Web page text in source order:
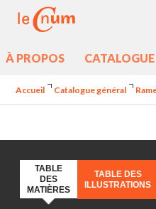
À PROPOS
Accueil Catalogue général
TABLE
DES
MATIÈRES
TABLE DES
ILLUSTRATIONS